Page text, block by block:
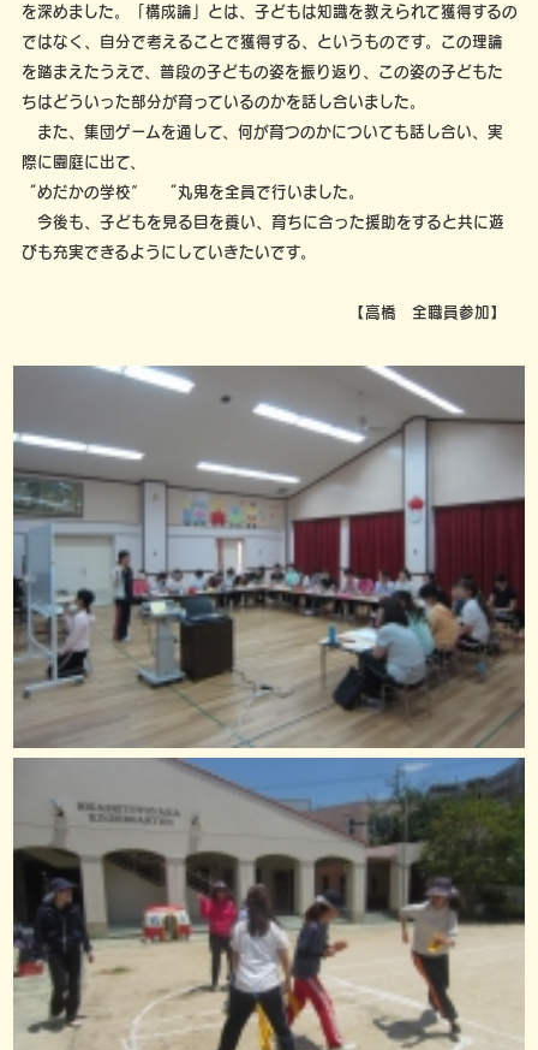
を深めました。「構成論」とは、子どもは知識を教えられて獲得するの
ではなく、自分で考えることで獲得する、というものです。この理論
を踏まえたうえで、普段の子どもの姿を振り返り、この姿の子どもた
ちはどういった部分が育っているのかを話し合いました。
また、集団ゲームを通して、何が育つのかについても話し合い、実
際に園庭に出て、
“めだかの学校” “丸鬼を全員で行いました。
今後も、子どもを見る目を養い、育ちに合った援助をすると共に遊
びも充実できるようにしていきたいです。
【高橋 全職員参加】